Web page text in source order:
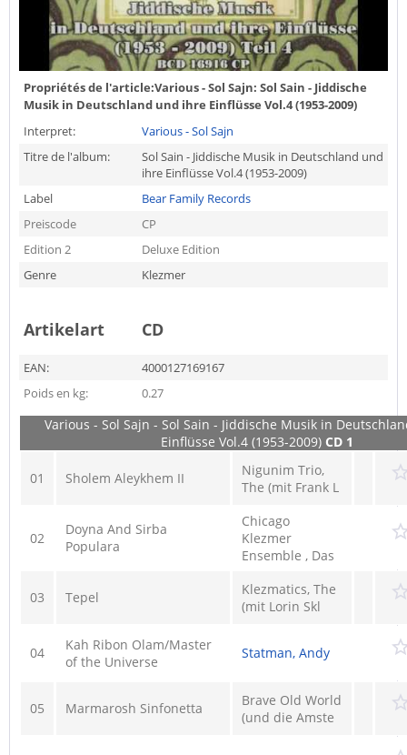
Propriétés de l'article:Various - Sol Sajn: Sol Sain - Jiddische
Musik in Deutschland und ihre Einflüsse Vol.4 (1953-2009)
Interpret:
Various - Sol Sajn
Titre de l'album:
Sol Sain - Jiddische Musik in Deutschland und
ihre Einflüsse Vol.4 (1953-2009)
Label
Bear Family Records
Preiscode
CP
Edition 2
Deluxe Edition
Genre
Klezmer
Artikelart CD
EAN:
4000127169167
Poids en kg:
0.27
Various - Sol Sajn - Sol Sain - Jiddische Musik in
Einflüsse Vol.4 (1953-2009) CD 1
01 Sholem Aleykhem II
Nigunim Trio,
The (mit Frank L
02
Doyna And Sirba
Populara
Chicago
Klezmer
Ensemble , Das
03 Tepel
Klezmatics, The
(mit Lorin Skl
04
Kah Ribon Olam/Master
of the Universe
Statman, Andy
05 Marmarosh Sinfonetta
Brave Old World
(und die Amste